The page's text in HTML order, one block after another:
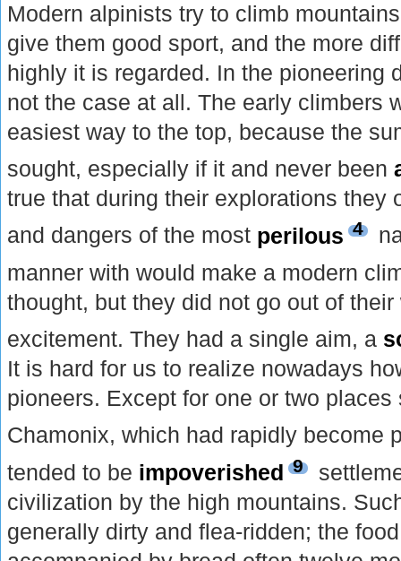
Modern alpinists try to climb
give them good sport, and the more
highly it is regarded. In the pioneering
not the case at all. The early climbers
easiest way to the top, because the
sought, especially if it and never been
true that during their explorations they
and dangers of the most perilous 4
manner with would make a modern
thought, but they did not go out of
excitement. They had a single aim, a
It is hard for us to realize nowadays
pioneers. Except for one or two
Chamonix, which had rapidly become
tended to be impoverished 9
civilization by the high mountains.
generally dirty and flea-ridden; the